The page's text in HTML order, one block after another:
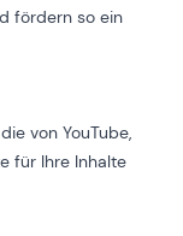
fördern so ein
von YouTube,
für Ihre Inhalte